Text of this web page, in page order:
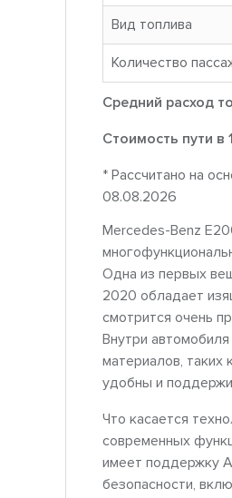
Вид топлива
Количество
Средний расход
Стоимость пути в
* Рассчитано на
08.08.2026
Mercedes-Benz
Одна из первых
2020 обладает
смотрится очень
Внутри
материалов,
удобны и
Что касается
современных
имеет поддержку
безопасности,